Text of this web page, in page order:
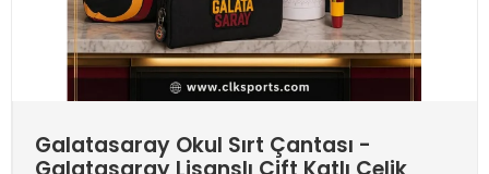
Galatasaray Okul Sırt Çantası -